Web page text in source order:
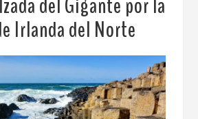
Irlanda del Norte